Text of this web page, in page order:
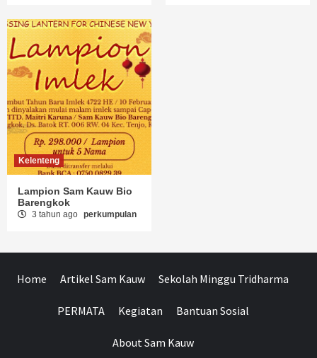
Kelenteng
Lampion Sam Kauw Bio
Barengkok
3 tahun ago perkumpulan
Home Artikel Sam Kauw Sekolah Minggu Tridharma
PERMATA Kegiatan Bantuan Sosial
About Sam Kauw